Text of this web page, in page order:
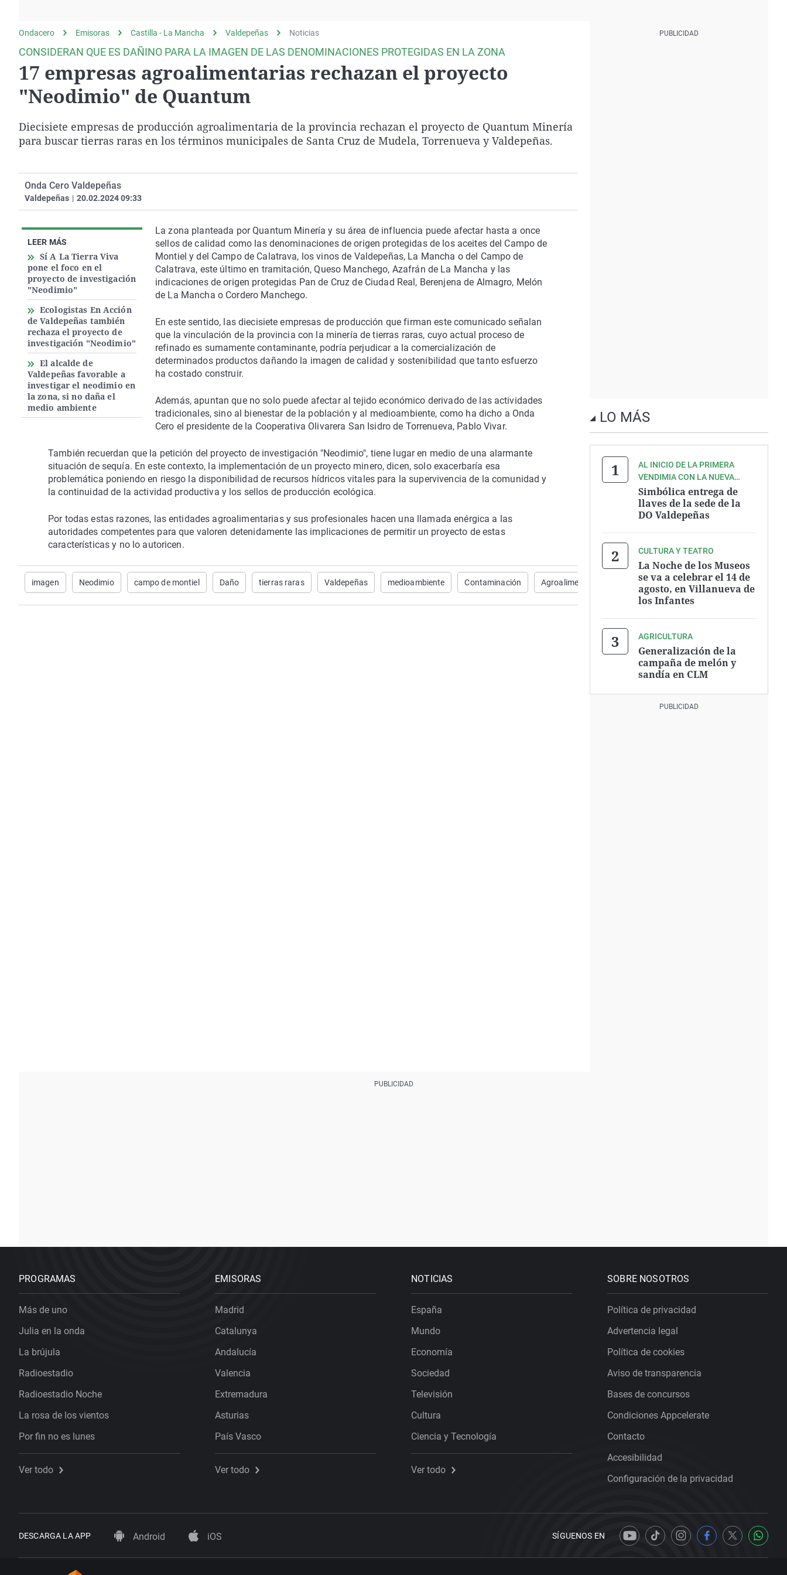
Como el perro y el
gato
Operación Viuda
Negra
Navarra
Ondacero Emisoras Castilla - La Mancha Valdepeñas Noticias
CONSIDERAN QUE ES DAÑINO PARA LA IMAGEN DE LAS DENOMINACIONES PROTEGIDAS EN LA ZONA
17 empresas agroalimentarias rechazan el proyecto
"Neodimio" de Quantum
Diecisiete empresas de producción agroalimentaria de la provincia rechazan el proyecto de Quantum Minería
para buscar tierras raras en los términos municipales de Santa Cruz de Mudela, Torrenueva y Valdepeñas.
Onda Cero Valdepeñas
Valdepeñas | 20.02.2024 09:33
LEER MÁS
Sí A La Tierra Viva
pone el foco en el
proyecto de investigación
"Neodimio"
Ecologistas En Acción
de Valdepeñas también
rechaza el proyecto de
investigación "Neodimio"
El alcalde de
Valdepeñas favorable a
investigar el neodimio en
la zona, si no daña el
medio ambiente
La zona planteada por Quantum Minería y su área de influencia puede afectar hasta a once
sellos de calidad como las denominaciones de origen protegidas de los aceites del Campo de
Montiel y del Campo de Calatrava, los vinos de Valdepeñas, La Mancha o del Campo de
Calatrava, este último en tramitación, Queso Manchego, Azafrán de La Mancha y las
indicaciones de origen protegidas Pan de Cruz de Ciudad Real, Berenjena de Almagro, Melón
de La Mancha o Cordero Manchego.
En este sentido, las diecisiete empresas de producción que firman este comunicado señalan
que la vinculación de la provincia con la minería de tierras raras, cuyo actual proceso de
refinado es sumamente contaminante, podría perjudicar a la comercialización de
determinados productos dañando la imagen de calidad y sostenibilidad que tanto esfuerzo
ha costado construir.
Además, apuntan que no solo puede afectar al tejido económico derivado de las actividades
tradicionales, sino al bienestar de la población y al medioambiente, como ha dicho a Onda
Cero el presidente de la Cooperativa Olivarera San Isidro de Torrenueva, Pablo Vivar.
También recuerdan que la petición del proyecto de investigación "Neodimio", tiene lugar en medio de una alarmante
situación de sequía. En este contexto, la implementación de un proyecto minero, dicen, solo exacerbaría esa
problemática poniendo en riesgo la disponibilidad de recursos hídricos vitales para la supervivencia de la comunidad y
la continuidad de la actividad productiva y los sellos de producción ecológica.
Por todas estas razones, las entidades agroalimentarias y sus profesionales hacen una llamada enérgica a las
autoridades competentes para que valoren detenidamente las implicaciones de permitir un proyecto de estas
características y no lo autoricen.
imagen Neodimio campo de montiel Daño tierras raras Valdepeñas medioambiente Contaminación Agroalimentario productores locales
LO MÁS
AL INICIO DE LA PRIMERA
VENDIMIA CON LA NUEVA
INTERPROFESIONAL
Simbólica entrega de
llaves de la sede de la
DO Valdepeñas
CULTURA Y TEATRO
La Noche de los Museos
se va a celebrar el 14 de
agosto, en Villanueva de
los Infantes
AGRICULTURA
Generalización de la
campaña de melón y
sandía en CLM
PROGRAMAS
Más de uno
Julia en la onda
La brújula
Radioestadio
Radioestadio Noche
La rosa de los vientos
Por fin no es lunes
Ver todo
EMISORAS
Madrid
Catalunya
Andalucía
Valencia
Extremadura
Asturias
País Vasco
Ver todo
NOTICIAS
España
Mundo
Economía
Sociedad
Televisión
Cultura
Ciencia y Tecnología
Ver todo
SOBRE NOSOTROS
Política de privacidad
Advertencia legal
Política de cookies
Aviso de transparencia
Bases de concursos
Condiciones Appcelerate
Contacto
Accesibilidad
Configuración de la privacidad
DESCARGA LA APP Android iOS SÍGUENOS EN